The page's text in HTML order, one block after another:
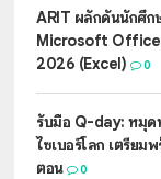
ARIT ผลักดันนักศึก
Microsoft Office
2026 (Excel)
0
รับมือ Q-day: หมุ
ไซเบอร์โลก เตรีย
ตอน
0